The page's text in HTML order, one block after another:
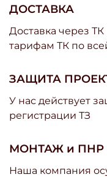
ДОСТАВКА
Доставка через
тарифам ТК по
ЗАЩИТА
У нас действует
регистрации ТЗ
МОНТАЖ и ПНР
Наша компания